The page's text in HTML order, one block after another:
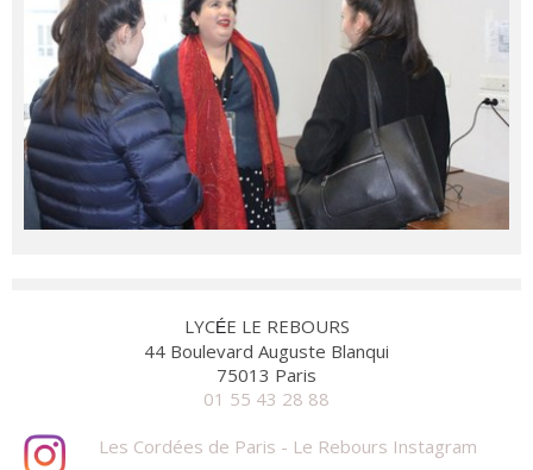
LYCÉE LE REBOURS
44 Boulevard Auguste Blanqui
75013 Paris
01 55 43 28 88
Les Cordées de Paris - Le Rebours Instagram